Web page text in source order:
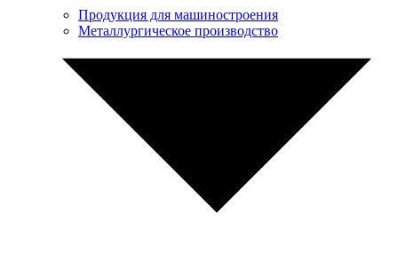
Продукция для машиностроения
Металлургическое производство